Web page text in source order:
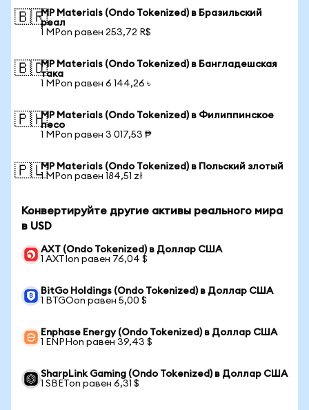
🇧🇷MP Materials (Ondo Tokenized) в Бразильский
реал
1 MPon равен 253,72 R$
🇧🇩MP Materials (Ondo Tokenized) в Бангладешская
така
1 MPon равен 6 144,26 ৳
🇵🇭MP Materials (Ondo Tokenized) в Филиппинское
песо
1 MPon равен 3 017,53 ₱
🇵🇱MP Materials (Ondo Tokenized) в Польский злотый
1 MPon равен 184,51 zł
Конвертируйте другие активы реального мира
в USD
AXT (Ondo Tokenized) в Доллар США
1 AXTIon равен 76,04 $
BitGo Holdings (Ondo Tokenized) в Доллар США
1 BTGOon равен 5,00 $
Enphase Energy (Ondo Tokenized) в Доллар США
1 ENPHon равен 39,43 $
SharpLink Gaming (Ondo Tokenized) в Доллар США
1 SBETon равен 6,31 $